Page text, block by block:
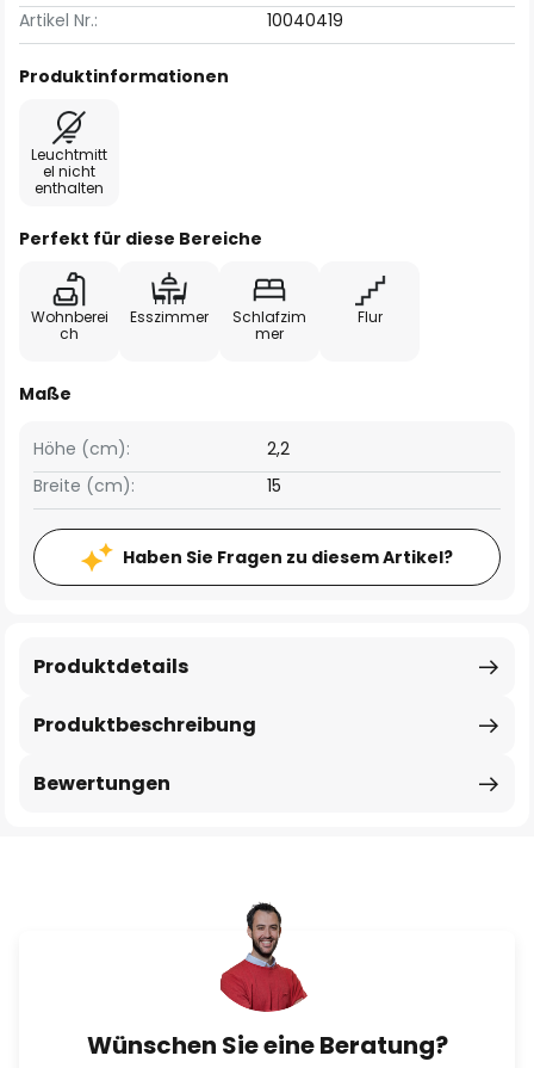
Artikel Nr.:
10040419
Produktinformationen
Leuchtmitt
el nicht
enthalten
Perfekt für diese Bereiche
Wohnberei
ch
Esszimmer
Schlafzim
mer
Flur
Maße
Breite (cm): 15
Höhe (cm): 2,2
Haben Sie Fragen zu diesem Artikel?
Produktbeschreibung
Produktdetails
Bewertungen
Wünschen Sie eine Beratung?